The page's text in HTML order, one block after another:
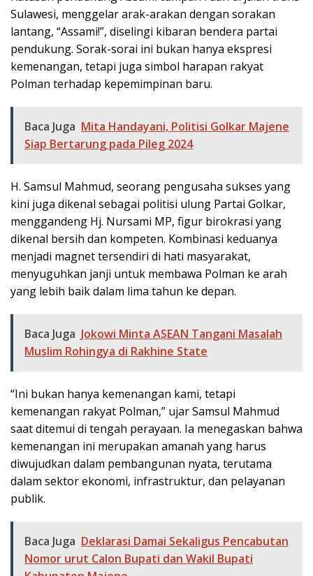
Sulawesi, menggelar arak-arakan dengan sorakan
lantang, “Assami!”, diselingi kibaran bendera partai
pendukung. Sorak-sorai ini bukan hanya ekspresi
kemenangan, tetapi juga simbol harapan rakyat
Polman terhadap kepemimpinan baru.
Baca Juga Mita Handayani, Politisi Golkar Majene
Siap Bertarung pada Pileg 2024
H. Samsul Mahmud, seorang pengusaha sukses yang
kini juga dikenal sebagai politisi ulung Partai Golkar,
menggandeng Hj. Nursami MP, figur birokrasi yang
dikenal bersih dan kompeten. Kombinasi keduanya
menjadi magnet tersendiri di hati masyarakat,
menyuguhkan janji untuk membawa Polman ke arah
yang lebih baik dalam lima tahun ke depan.
Baca Juga Jokowi Minta ASEAN Tangani Masalah
Muslim Rohingya di Rakhine State
“Ini bukan hanya kemenangan kami, tetapi
kemenangan rakyat Polman,” ujar Samsul Mahmud
saat ditemui di tengah perayaan. Ia menegaskan bahwa
kemenangan ini merupakan amanah yang harus
diwujudkan dalam pembangunan nyata, terutama
dalam sektor ekonomi, infrastruktur, dan pelayanan
publik.
Baca Juga Deklarasi Damai Sekaligus Pencabutan
Nomor urut Calon Bupati dan Wakil Bupati